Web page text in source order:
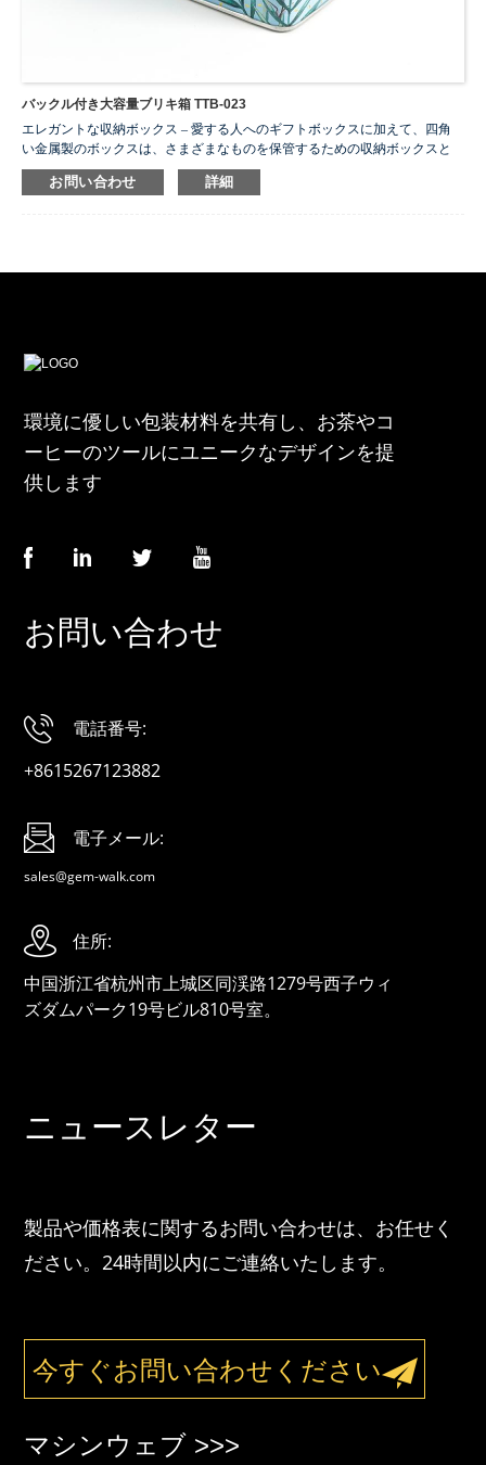
バックル付き大容量ブリキ箱 TTB-023
エレガントな収納ボックス – 愛する人へのギフトボックスに加えて、四角
い金属製のボックスは、さまざまなものを保管するための収納ボックスと
しても使用できます。彼女は日常生活に秩序をもたらします。職場、自
宅、キッチン、オフィス、そして外出先でも。
お問い合わせ 詳細
環境に優しい包装材料を共有し、お茶やコ
ーヒーのツールにユニークなデザインを提
供します
お問い合わせ
電話番号:
+8615267123882
電子メール:
sales@gem-walk.com
住所:
中国浙江省杭州市上城区同渓路1279号西子ウィ
ズダムパーク19号ビル810号室。
ニュースレター
製品や価格表に関するお問い合わせは、お任せく
ださい。24時間以内にご連絡いたします。
今すぐお問い合わせください
マシンウェブ >>>